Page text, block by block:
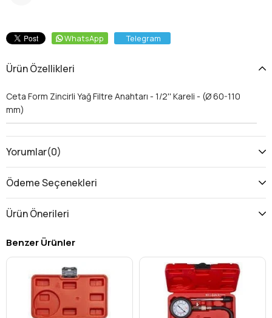
WhatsApp Telegram
Ürün Özellikleri
Ceta Form Zincirli Yağ Filtre Anahtarı - 1/2'' Kareli - (Ø 60-110
mm)
Yorumlar(0)
Ödeme Seçenekleri
Ürün Önerileri
Benzer Ürünler